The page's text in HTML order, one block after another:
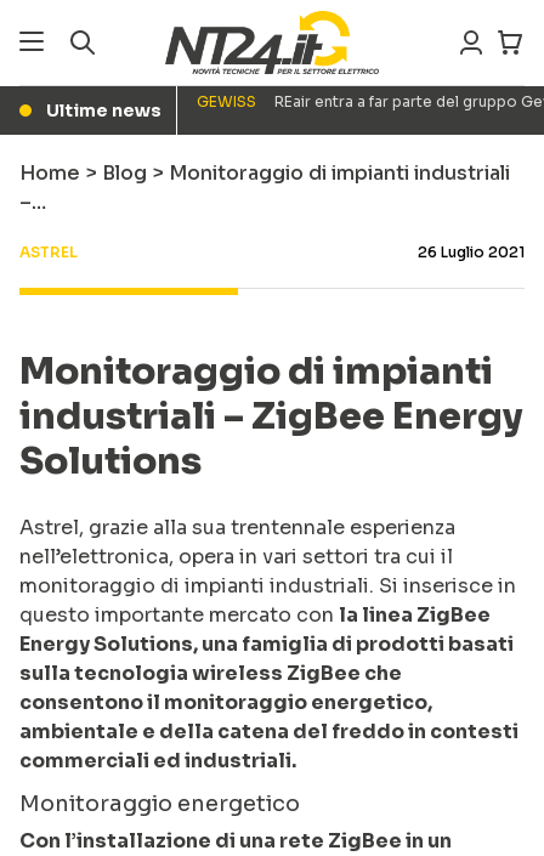
● Ultime news GEWISS REair entra a far parte del gruppo
Home > Blog > Monitoraggio di impianti industriali
–…
ASTREL 26 Luglio 2021
Monitoraggio di impianti
industriali – ZigBee Energy
Solutions
Astrel, grazie alla sua trentennale esperienza
nell’elettronica, opera in vari settori tra cui il
monitoraggio di impianti industriali. Si inserisce in
questo importante mercato con la linea ZigBee
Energy Solutions, una famiglia di prodotti basati
sulla tecnologia wireless ZigBee che
consentono il monitoraggio energetico,
ambientale e della catena del freddo in contesti
commerciali ed industriali.
Monitoraggio energetico
Con l’installazione di una rete ZigBee in un